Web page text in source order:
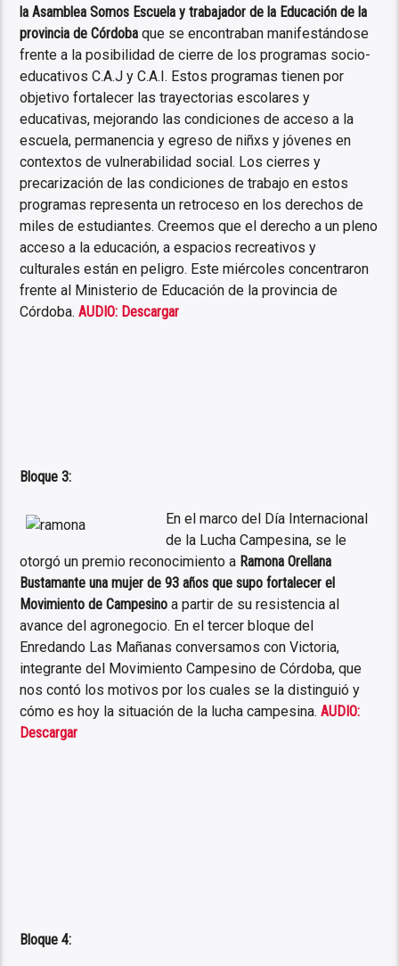
la Asamblea Somos Escuela y trabajador de la Educación de la
provincia de Córdoba que se encontraban manifestándose
frente a la posibilidad de cierre de los programas socio-
educativos C.A.J y C.A.I. Estos programas tienen por
objetivo fortalecer las trayectorias escolares y
educativas, mejorando las condiciones de acceso a la
escuela, permanencia y egreso de niñxs y jóvenes en
contextos de vulnerabilidad social. Los cierres y
precarización de las condiciones de trabajo en estos
programas representa un retroceso en los derechos de
miles de estudiantes. Creemos que el derecho a un pleno
acceso a la educación, a espacios recreativos y
culturales están en peligro. Este miércoles concentraron
frente al Ministerio de Educación de la provincia de
Córdoba.AUDIO: Descargar
Bloque 3:
En el marco del Día Internacional
de la Lucha Campesina, se le
otorgó un premio reconocimiento a Ramona Orellana
Bustamante una mujer de 93 años que supo fortalecer el
Movimiento de Campesino a partir de su resistencia al
avance del agronegocio. En el tercer bloque del
Enredando Las Mañanas conversamos con Victoria,
integrante del Movimiento Campesino de Córdoba, que
nos contó los motivos por los cuales se la distinguió y
cómo es hoy la situación de la lucha campesina.AUDIO:
Descargar
Bloque 4: